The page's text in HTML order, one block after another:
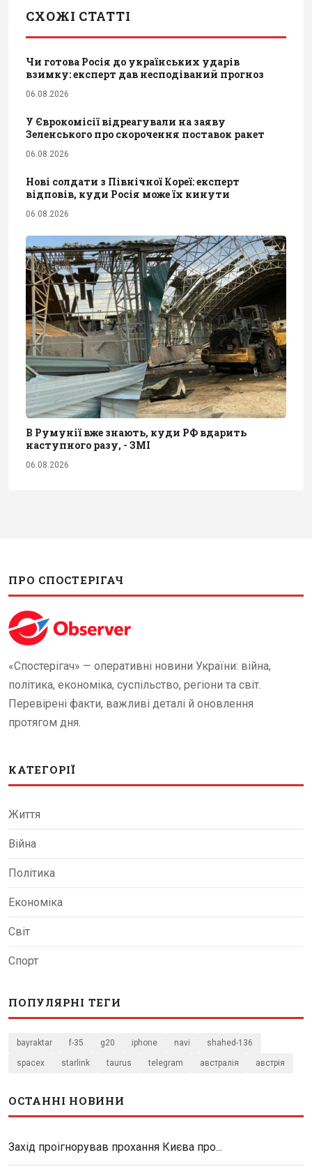
СХОЖІ СТАТТІ
Чи готова Росія до українських ударів
взимку: експерт дав несподіваний прогноз
06.08.2026
У Єврокомісії відреагували на заяву
Зеленського про скорочення поставок ракет
06.08.2026
Нові солдати з Північної Кореї: експерт
відповів, куди Росія може їх кинути
06.08.2026
В Румунії вже знають, куди РФ вдарить
наступного разу, - ЗМІ
06.08.2026
ПРО СПОСТЕРІГАЧ
«Спостерігач» — оперативні новини України: війна,
політика, економіка, суспільство, регіони та світ.
Перевірені факти, важливі деталі й оновлення
протягом дня.
КАТЕГОРІЇ
Життя
Війна
Політика
Економіка
Світ
Спорт
ПОПУЛЯРНІ ТЕГИ
bayraktar f-35 g20 iphone navi shahed-136
spacex starlink taurus telegram австралія австрія
ОСТАННІ НОВИНИ
Захід проігнорував прохання Києва про...